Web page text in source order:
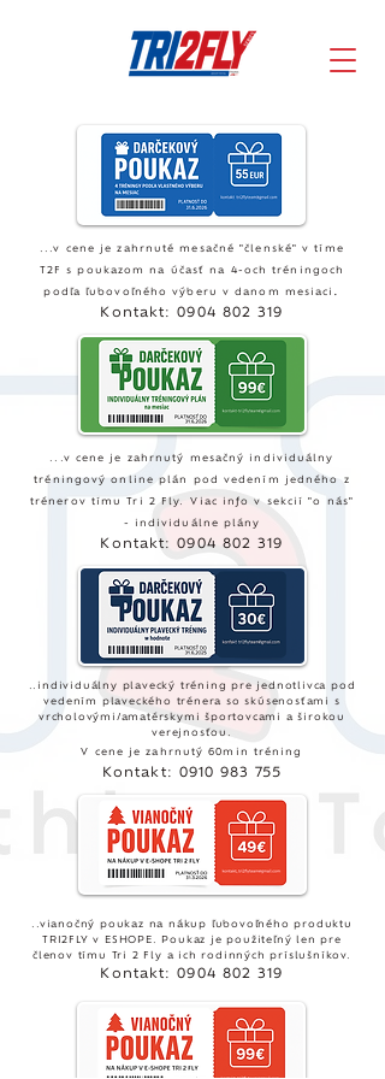
...v cene je zahrnuté mesačné "členské" v tíme
T2F s poukazom na účasť na 4-och tréningoch
podľa ľubovoľného výberu v danom mesiaci
Kontakt:0904 802 319
...v cene je zahrnutý mesačný individuálny
tréningový online plán pod vedením jedného z
trénerov tímu Tri 2 Fly. ​Viac info v sekcií "o nás"
- individuálne plány
Kontakt:0904 802 319
..individuálny plavecký tréning pre jednotlivca pod
vedením plaveckého trénera so skúsenosťami s
vrcholovými/amatérskymi športovcami a širokou
verejnosťou.
V cene je zahrnutý 60min tréning
Kontakt: 0910 983 755
..vianočný poukaz na nákup ľubovoľného produktu
TRI2FLY v ESHOPE. Poukaz je použiteľný len pre
členov tímu Tri 2 Fly a ich rodinných príslušníkov.
Kontakt:0904 802 319